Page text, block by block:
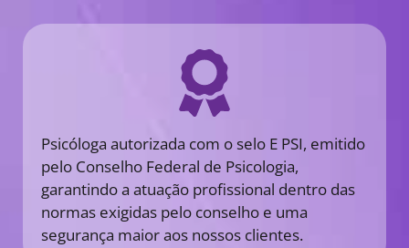
Psicóloga autorizada com o selo E PSI, emitido
pelo Conselho Federal de Psicologia,
garantindo a atuação profissional dentro das
normas exigidas pelo conselho e uma
segurança maior aos nossos clientes.